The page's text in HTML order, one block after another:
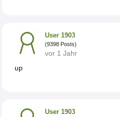
User 1903
(9398 Posts)
vor 1 Jahr
up
User 1903